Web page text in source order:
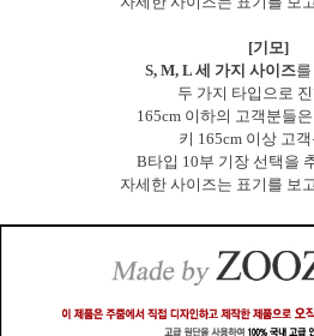
[기모]
S, M, L 세 가지 사이즈를
두 가지 타입으로
165cm 이하의 고객분들
키 165cm 이상 고
B타입 10부 기장 선택을
자세한 사이즈는 표기를 보